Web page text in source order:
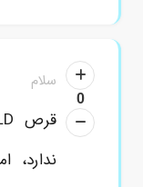
0
سلام
ندارد،